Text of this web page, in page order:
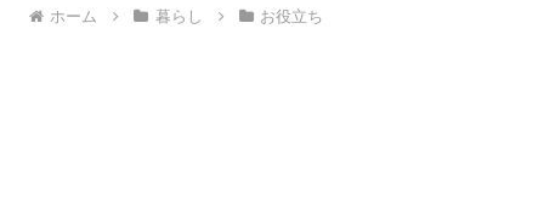
ホーム 暮らし お役立ち